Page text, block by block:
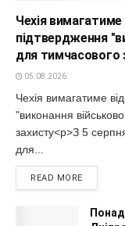
Чехія вимагатиме
підтвердження
для тимчасового
05.08.2026
Чехія вимагатиме
"виконання
захисту<p>З 5
для...
READ MORE